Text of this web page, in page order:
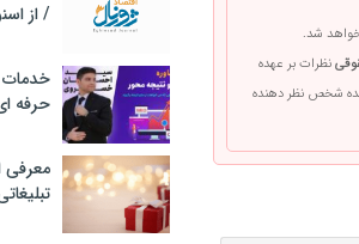
شد.
نظرات بر عهده
شخص نظر دهنده
/ از
خدمات
حرفه
معرفی